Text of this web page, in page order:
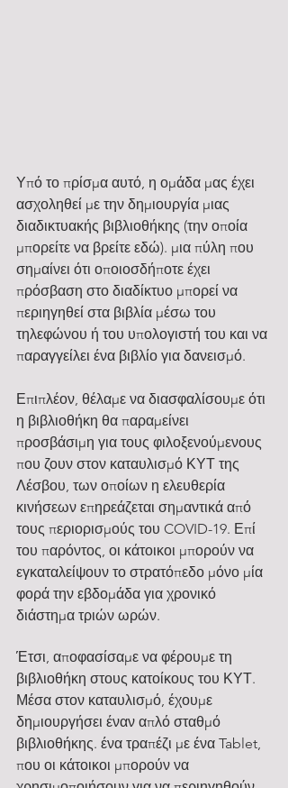
Υπό το πρίσμα αυτό, η ομάδα μας έχει
ασχοληθεί με την δημιουργία μιας
διαδικτυακής βιβλιοθήκης (την οποία
μπορείτε να βρείτε εδώ). μια πύλη που
σημαίνει ότι οποιοσδήποτε έχει
πρόσβαση στο διαδίκτυο μπορεί να
περιηγηθεί στα βιβλία μέσω του
τηλεφώνου ή του υπολογιστή του και να
παραγγείλει ένα βιβλίο για δανεισμό.
Επιπλέον, θέλαμε να διασφαλίσουμε ότι
η βιβλιοθήκη θα παραμείνει
προσβάσιμη για τους φιλοξενούμενους
που ζουν στον καταυλισμό ΚΥΤ της
Λέσβου, των οποίων η ελευθερία
κινήσεων επηρεάζεται σημαντικά από
τους περιορισμούς του COVID-19. Επί
του παρόντος, οι κάτοικοι μπορούν να
εγκαταλείψουν το στρατόπεδο μόνο μία
φορά την εβδομάδα για χρονικό
διάστημα τριών ωρών.
Έτσι, αποφασίσαμε να φέρουμε τη
βιβλιοθήκη στους κατοίκους του ΚΥΤ.
Μέσα στον καταυλισμό, έχουμε
δημιουργήσει έναν απλό σταθμό
βιβλιοθήκης. ένα τραπέζι με ένα Tablet,
που οι κάτοικοι μπορούν να